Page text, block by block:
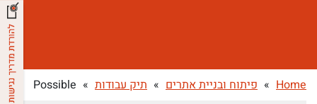
Home
» פיתוח ובניית אתרים » תיק עבודות »
Possible